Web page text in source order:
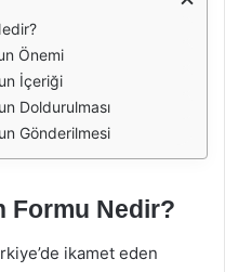
Önemi
İçeriği
Doldurulması
Gönderilmesi
Formu Nedir?
ikamet eden